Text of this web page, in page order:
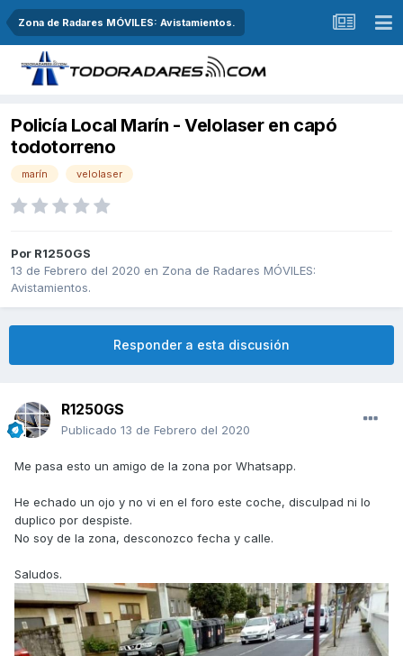
Zona de Radares MÓVILES: Avistamientos.
Policía Local Marín - Velolaser en capó
todotorreno
marín velolaser
Por R1250GS
13 de Febrero del 2020 en Zona de Radares MÓVILES:
Avistamientos.
Responder a esta discusión
R1250GS
Publicado 13 de Febrero del 2020
Me pasa esto un amigo de la zona por Whatsapp.
He echado un ojo y no vi en el foro este coche, disculpad ni lo
duplico por despiste.
No soy de la zona, desconozco fecha y calle.
Saludos.